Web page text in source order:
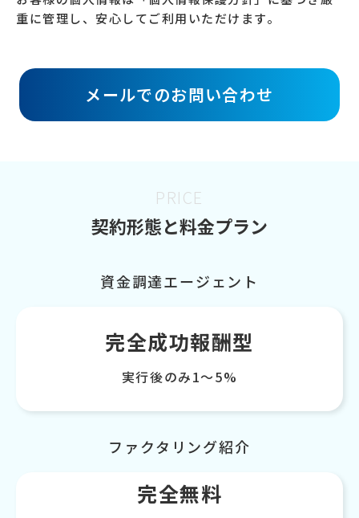
重に管理し、安心してご利用いただけます。
メールでのお問い合わせ
PRICE
契約形態と料金プラン
資金調達エージェント
完全成功報酬型
実行後のみ1〜5%
ファクタリング紹介
完全無料